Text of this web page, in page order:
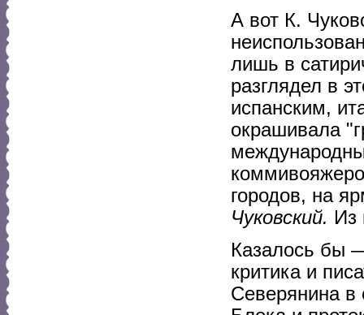
А вот К.
лишь в
разглядел в
испанским,
окрашивала
городов, на
Чуковский. Из
Казалось бы
критика и
Северянина в